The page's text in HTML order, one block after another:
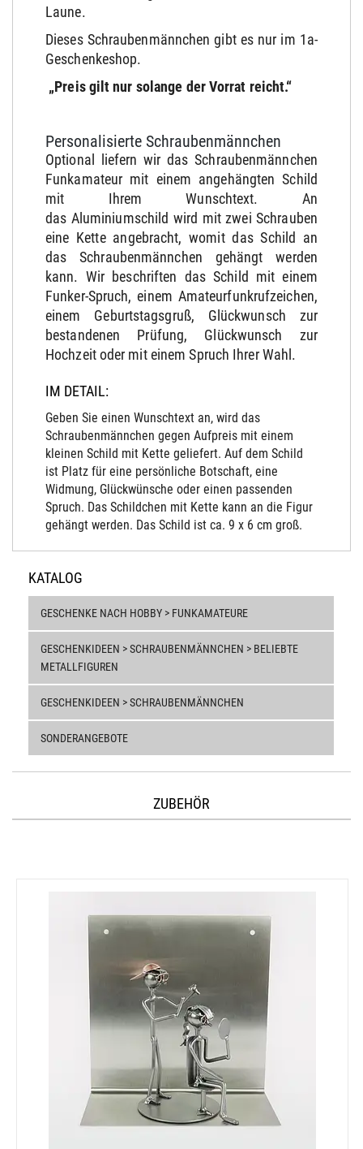
Laune.
Dieses Schraubenmännchen gibt es nur im 1a-
Geschenkeshop.
„Preis gilt nur solange der Vorrat reicht.“
Personalisierte Schraubenmännchen
Optional liefern wir das Schraubenmännchen
Funkamateur mit einem angehängten Schild
mit Ihrem Wunschtext. An
das Aluminiumschild wird mit zwei Schrauben
eine Kette angebracht, womit das Schild an
das Schraubenmännchen gehängt werden
kann. Wir beschriften das Schild mit einem
Funker-Spruch, einem Amateurfunkrufzeichen,
einem Geburtstagsgruß, Glückwunsch zur
bestandenen Prüfung, Glückwunsch zur
Hochzeit oder mit einem Spruch Ihrer Wahl.
IM DETAIL:
Geben Sie einen Wunschtext an, wird das
Schraubenmännchen gegen Aufpreis mit einem
kleinen Schild mit Kette geliefert. Auf dem Schild
ist Platz für eine persönliche Botschaft, eine
Widmung, Glückwünsche oder einen passenden
Spruch. Das Schildchen mit Kette kann an die Figur
gehängt werden. Das Schild ist ca. 9 x 6 cm groß.
KATALOG
GESCHENKE NACH HOBBY > FUNKAMATEURE
GESCHENKIDEEN > SCHRAUBENMÄNNCHEN > BELIEBTE
METALLFIGUREN
GESCHENKIDEEN > SCHRAUBENMÄNNCHEN
SONDERANGEBOTE
ZUBEHÖR